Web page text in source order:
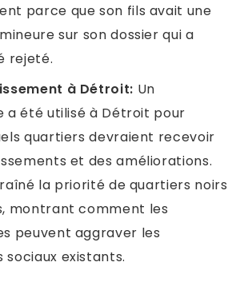
parce que son fils avait une
sur son dossier qui a
rejeté.
à Détroit: Un
a été utilisé à Détroit pour
quartiers devraient recevoir
et des améliorations.
la priorité de quartiers noirs
montrant comment les
peuvent aggraver les
sociaux existants.